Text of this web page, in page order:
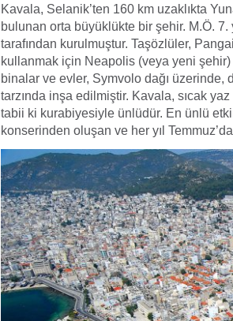
Kavala, Selanik’ten 160 km uzaklıkta
bulunan orta büyüklükte bir şehir. M.Ö. 7.
tarafından kurulmuştur. Taşözlüler,
kullanmak için Neapolis (veya yeni şehir)
binalar ve evler, Symvolo dağı üzerinde,
tarzında inşa edilmiştir. Kavala, sıcak
tabii ki kurabiyesiyle ünlüdür. En ünlü
konserinden oluşan ve her yıl